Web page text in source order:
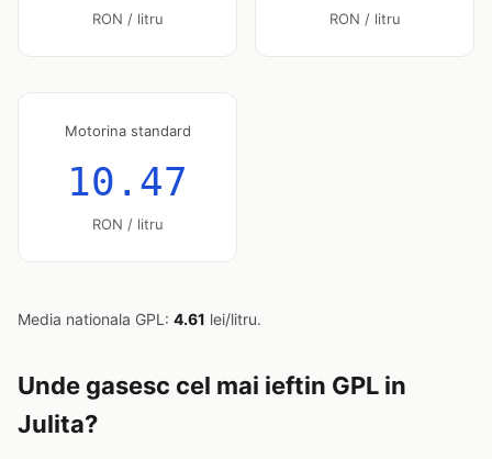
RON / litru RON / litru
Motorina standard
10.47
RON / litru
Media nationala GPL: 4.61 lei/litru.
Unde gasesc cel mai ieftin GPL in
Julita?